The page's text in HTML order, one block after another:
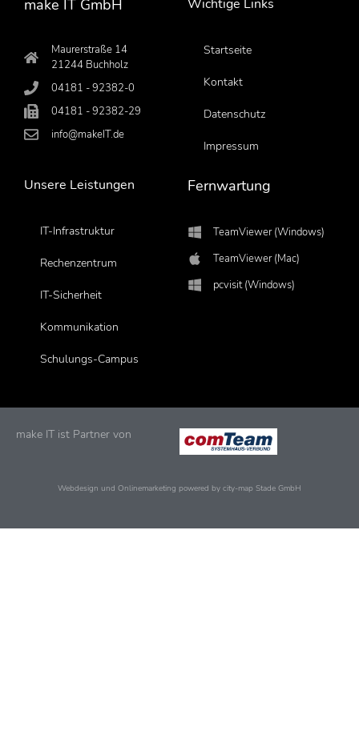
make IT GmbH
Maurerstraße 14
21244 Buchholz
04181 - 92382-0
04181 - 92382-29
info@makeIT.de
Wichtige Links
Startseite
Kontakt
Datenschutz
Impressum
Unsere Leistungen
IT-Infrastruktur
Rechenzentrum
IT-Sicherheit
Kommunikation
Schulungs-Campus
Fernwartung
TeamViewer (Windows)
TeamViewer (Mac)
pcvisit (Windows)
make IT ist Partner von
Webdesign und Onlinemarketing powered by city-map Stade GmbH